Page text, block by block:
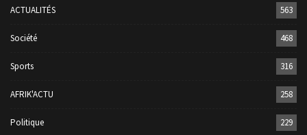
ACTUALITÉS 563
Société 468
Sports 316
AFRIK'ACTU 258
Politique 229